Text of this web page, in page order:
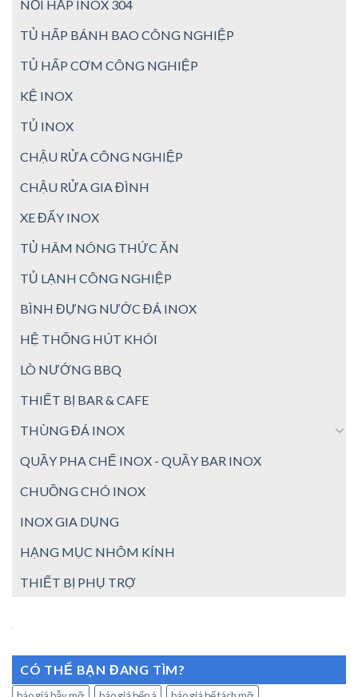
NỒI HẤP INOX 304
TỦ HẤP BÁNH BAO CÔNG NGHIỆP
TỦ HẤP CƠM CÔNG NGHIỆP
KỆ INOX
TỦ INOX
CHẬU RỬA CÔNG NGHIỆP
CHẬU RỬA GIA ĐÌNH
XE ĐẨY INOX
TỦ HÂM NÓNG THỨC ĂN
TỦ LẠNH CÔNG NGHIỆP
BÌNH ĐỰNG NƯỚC ĐÁ INOX
HỆ THỐNG HÚT KHÓI
LÒ NƯỚNG BBQ
THIẾT BỊ BAR & CAFE
THÙNG ĐÁ INOX
QUẦY PHA CHẾ INOX - QUẦY BAR INOX
CHUỒNG CHÓ INOX
INOX GIA DỤNG
HẠNG MỤC NHÔM KÍNH
THIẾT BỊ PHỤ TRỢ
CÓ THỂ BẠN ĐANG TÌM?